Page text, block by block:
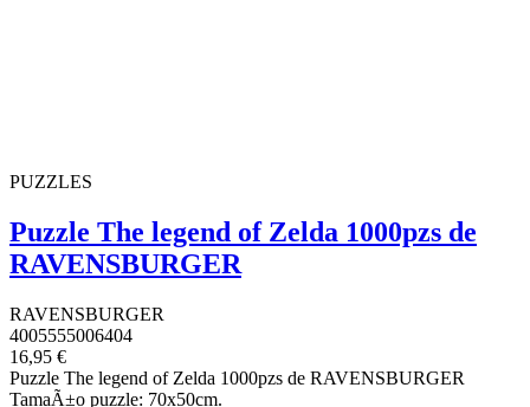
PUZZLES
Puzzle The legend of Zelda 1000pzs de
RAVENSBURGER
RAVENSBURGER
4005555006404
16,95 €
Puzzle The legend of Zelda 1000pzs de RAVENSBURGER
TamaÃ±o puzzle: 70x50cm.